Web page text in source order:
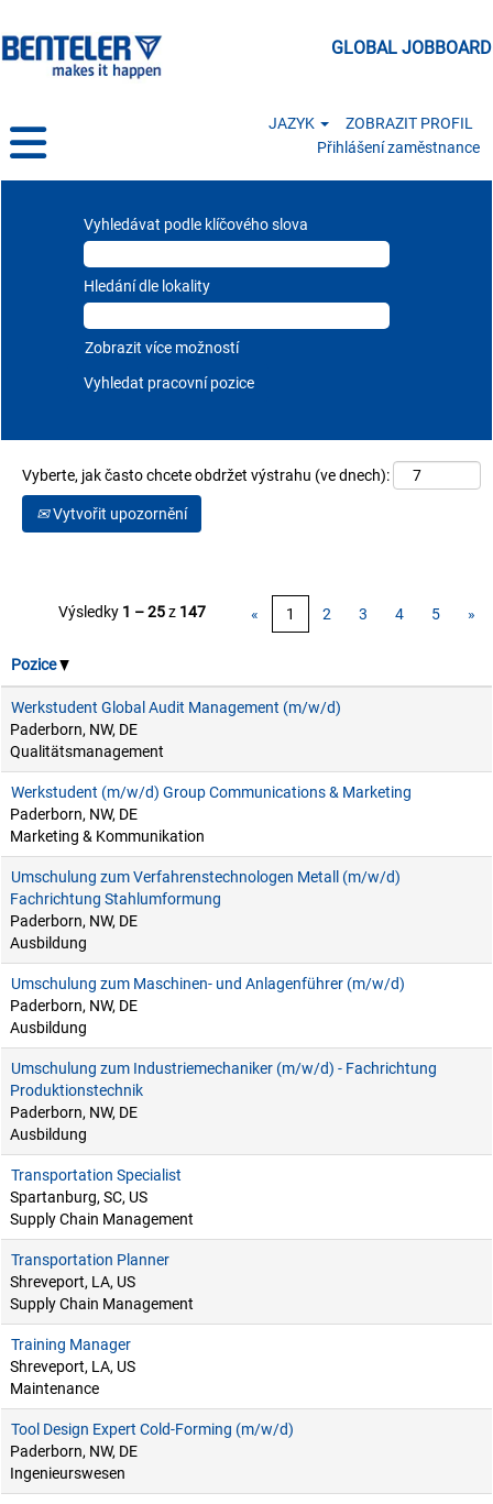
GLOBAL JOBBOARD
JAZYK
ZOBRAZIT PROFIL
Přihlášení zaměstnance
Vyhledávat podle klíčového slova
Hledání dle lokality
Zobrazit více možností
Vyberte, jak často chcete obdržet výstrahu (ve dnech):
Vytvořit upozornění
Výsledky 1 – 25z 147 « 1 2 3 4 5 »
Pozice
Werkstudent Global Audit Management (m/w/d)
Paderborn, NW, DE
Qualitätsmanagement
Werkstudent (m/w/d) Group Communications & Marketing
Paderborn, NW, DE
Marketing & Kommunikation
Umschulung zum Verfahrenstechnologen Metall (m/w/d)
Fachrichtung Stahlumformung
Paderborn, NW, DE
Ausbildung
Umschulung zum Maschinen- und Anlagenführer (m/w/d)
Paderborn, NW, DE
Ausbildung
Umschulung zum Industriemechaniker (m/w/d) - Fachrichtung
Produktionstechnik
Paderborn, NW, DE
Ausbildung
Transportation Specialist
Spartanburg, SC, US
Supply Chain Management
Transportation Planner
Shreveport, LA, US
Supply Chain Management
Training Manager
Shreveport, LA, US
Maintenance
Tool Design Expert Cold-Forming (m/w/d)
Paderborn, NW, DE
Ingenieurswesen